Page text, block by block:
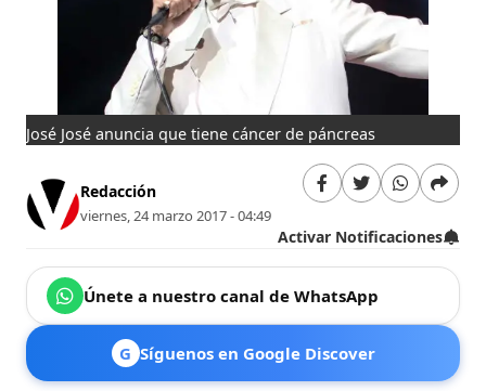
José José anuncia que tiene cáncer de páncreas
Redacción
viernes, 24 marzo 2017 - 04:49
Activar Notificaciones
Únete a nuestro canal de WhatsApp
G Síguenos en Google Discover